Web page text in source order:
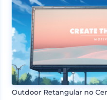
Outdoor Retangular no